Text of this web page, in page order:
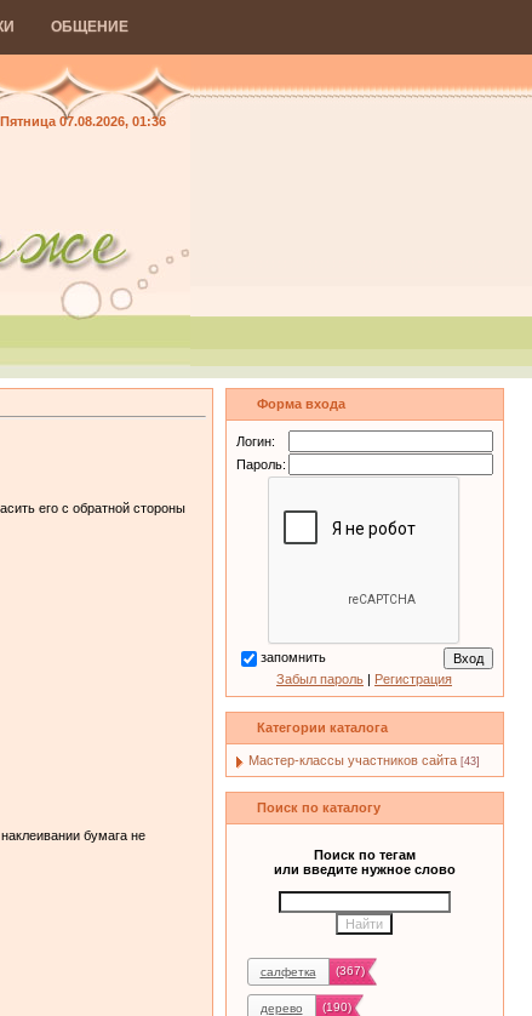
ОБЩЕНИЕ
Пятница 07.08.2026, 01:36
его с обратной стороны
бумага не
Форма входа
Логин:
Пароль:
запомнить
Забыл пароль | Регистрация
Категории каталога
Мастер-классы участников сайта [43]
Поиск по каталогу
Поиск по тегам
или введите нужное слово
салфетка (367)
дерево (190)